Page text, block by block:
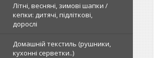
Літні, весняні, зимові шапки /
кепки: дитячі, підліткові,
дорослі
Домашній текстиль (рушники,
кухонні серветки..)